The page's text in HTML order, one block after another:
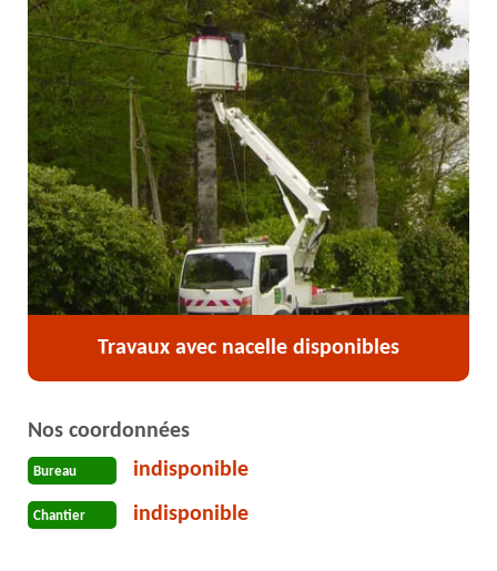
Travaux avec nacelle disponibles
Nos coordonnées
Bureau indisponible
Chantier indisponible